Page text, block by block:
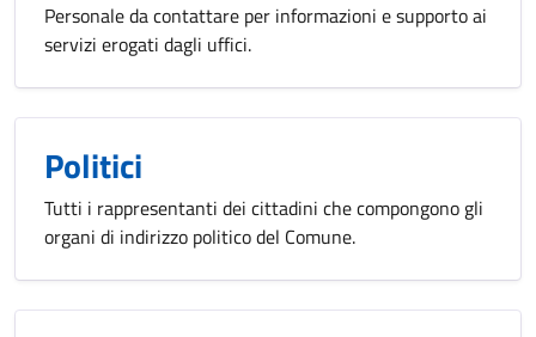
Personale da contattare per informazioni e supporto ai
servizi erogati dagli uffici.
Politici
Tutti i rappresentanti dei cittadini che compongono gli
organi di indirizzo politico del Comune.